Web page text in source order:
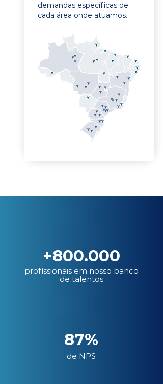
demandas específicas de
cada área onde atuamos.
+800.000
profissionais em nosso banco
de talentos
87%
de NPS